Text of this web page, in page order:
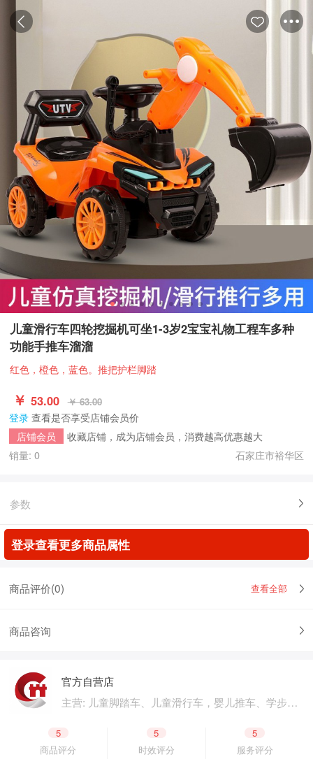
儿童滑行车四轮挖掘机可坐1-3岁2宝宝礼物工程车多种
功能手推车溜溜
红色，橙色，蓝色。推把护栏脚踏
￥ 53.00 ￥ 63.00
登录 查看是否享受店铺会员价
店铺会员
收藏店铺，成为店铺会员，消费越高优惠越大
销量: 0
石家庄市裕华区
参数
登录查看更多商品属性
商品评价(0) 查看全部
商品咨询
官方自营店
主营: 儿童脚踏车、儿童滑行车，婴儿推车、学步
品、户外用品，母婴用品、婴童用品，电子玩具、
益智玩具，公园设施、广场游乐，成人脚踏车、成
5
商品评分
5
时效评分
5
服务评分